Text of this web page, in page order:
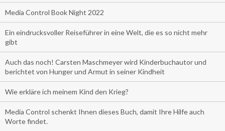
Media Control Book Night 2022
Ein eindrucksvoller Reiseführer in eine Welt, die es so nicht mehr
gibt
Auch das noch! Carsten Maschmeyer wird Kinderbuchautor und
berichtet von Hunger und Armut in seiner Kindheit
Wie erkläre ich meinem Kind den Krieg?
Media Control schenkt Ihnen dieses Buch, damit Ihre Hilfe auch
Worte findet.